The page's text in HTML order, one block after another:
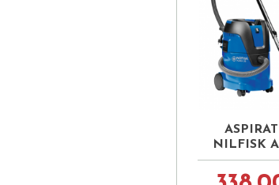
Aperçu
NILFISK